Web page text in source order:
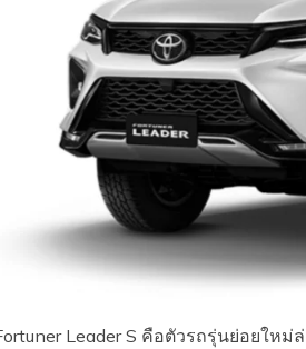
Leader S คือตัวรถรุ่นย่อยให